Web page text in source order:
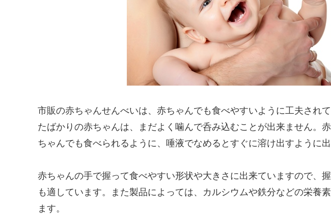
市販の赤ちゃんせんべいは、赤ちゃんでも食べやすいように工夫され
たばかりの赤ちゃんは、まだよく噛んで呑み込むことが出来ません。
ちゃんでも食べられるように、唾液でなめるとすぐに溶け出すように出
赤ちゃんの手で握って食べやすい形状や大きさに出来ていますので、
も適しています。また製品によっては、カルシウムや鉄分などの栄養
ます。